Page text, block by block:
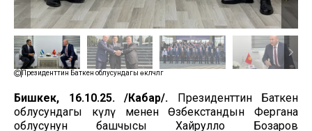
Президенттин Баткен облусундагы өкүлчүлүгү
Бишкек, 16.10.25. /Кабар/. Президенттин Баткен
облусундагы өкүлү менен Өзбекстандын Фергана
облусунун башчысы Хайрулло Бозаров